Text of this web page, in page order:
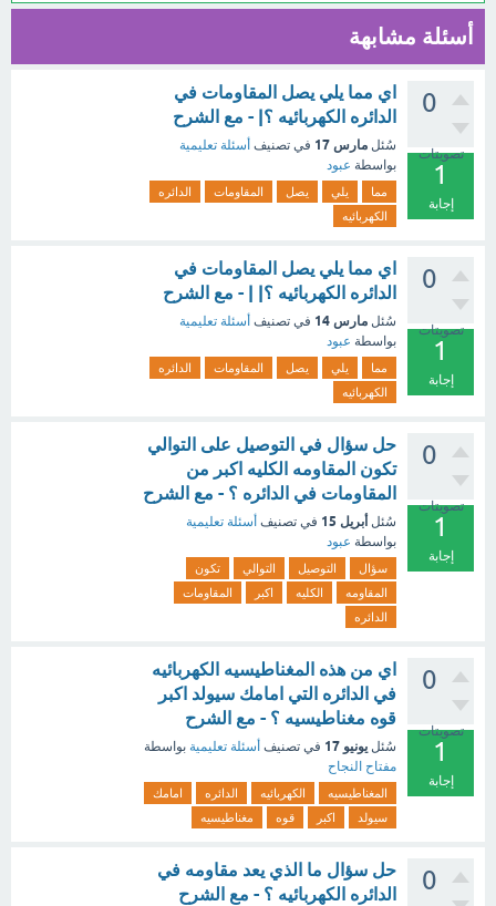
أسئلة مشابهة
0
تصويتات
1
إجابة
اي مما يلي يصل المقاومات في
الدائره الكهربائيه ؟| - مع الشرح
سُئل مارس 17 في تصنيف أسئلة تعليمية
بواسطة عبود
مما يلي يصل المقاومات
الدائره
الكهربائيه
0
تصويتات
1
إجابة
اي مما يلي يصل المقاومات في
الدائره الكهربائيه ؟| | - مع الشرح
سُئل مارس 14 في تصنيف أسئلة تعليمية
بواسطة عبود
مما يلي يصل المقاومات
الدائره
الكهربائيه
0
تصويتات
1
إجابة
حل سؤال في التوصيل على التوالي
تكون المقاومه الكليه اكبر من
المقاومات في الدائره ؟ - مع الشرح
سُئل أبريل 15 في تصنيف أسئلة تعليمية
بواسطة عبود
سؤال التوصيل التوالي
تكون
المقاومه
الكليه اكبر
المقاومات
الدائره
0
تصويتات
1
إجابة
اي من هذه المغناطيسيه الكهربائيه
في الدائره التي امامك سيولد اكبر
قوه مغناطيسيه ؟ - مع الشرح
سُئل يونيو 17 في تصنيف أسئلة تعليمية بواسطة
مفتاح النجاح
المغناطيسيه الكهربائيه الدائره
امامك
سيولد
اكبر قوه مغناطيسيه
0
حل سؤال ما الذي يعد مقاومه في
الدائره الكهربائيه ؟ - مع الشرح